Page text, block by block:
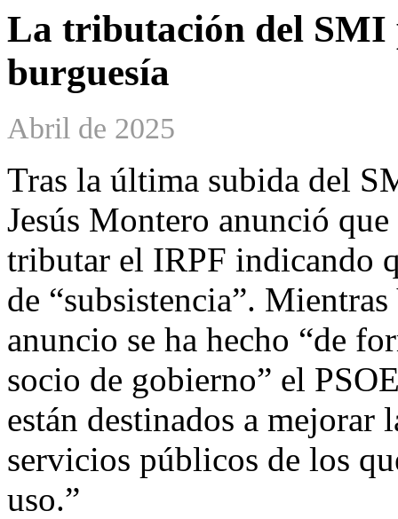
La tributación del SMI
burguesía
Abril de 2025
Tras la última subida del
Jesús Montero anunció
tributar el IRPF indicando
de “subsistencia”.
anuncio se ha hecho “de
socio de gobierno” el
están destinados a
servicios públicos de los
uso.”